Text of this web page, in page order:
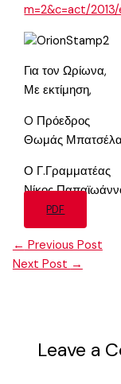
m=2&c=act/
Για τον Ωρίωνα,
Με εκτίμηση,
O Πρόεδρος
Θωμάς
Ο Γ.Γραμματέας
Νίκος
PDF
← Previous Post
Next Post →
Leave a